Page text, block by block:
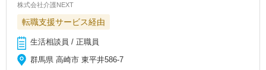
株式会社介護NEXT
転職支援サービス経由
生活相談員 / 正職員
群馬県 高崎市 東平井586-7